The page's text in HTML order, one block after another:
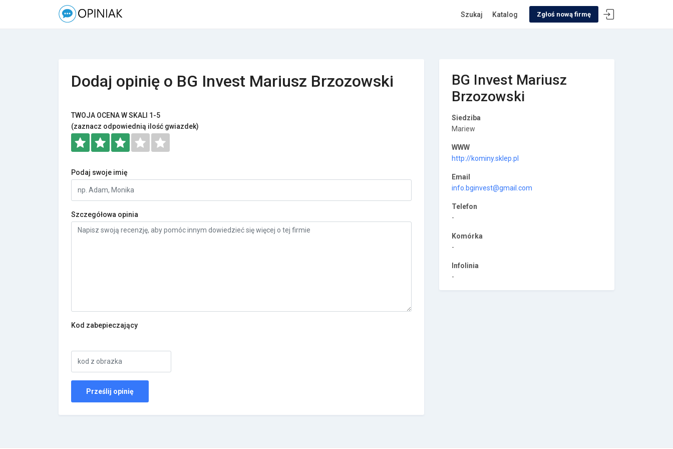
Dodaj opinię o BG Invest Mariusz Brzozowski
TWOJA OCENA W SKALI 1-5
(zaznacz odpowiednią ilość gwiazdek)
Podaj swoje imię
Szczegółowa opinia
Kod zabepieczający
BG Invest Mariusz
Brzozowski
Siedziba
Mariew
WWW
http://kominy.sklep.pl
Email
info.bginvest@gmail.com
Telefon
-
Komórka
-
Infolinia
-
Zgłoś nową firmę
Szukaj Katalog